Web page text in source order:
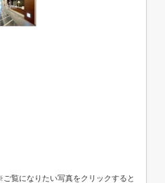
覧になりたい写真をクリックすると